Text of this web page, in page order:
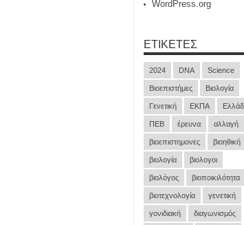
WordPress.org
ΕΤΙΚΈΤΕΣ
2024 DNA Science
Βιοεπιστήμες Βιολογία
Γενετική ΕΚΠΑ
ΠΕΒ έρευνα αλλαγή
βιοεπιστημονες βιοηθική
βιολογία βιολογοι
βιολόγος βιοποικιλότητα
βιοτεχνολογία γενετική
γονιδιακή διαγωνισμός